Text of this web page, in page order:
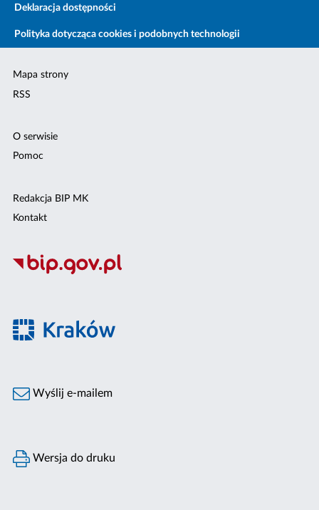
Deklaracja dostępności
Polityka dotycząca cookies i podobnych technologii
Mapa strony
RSS
O serwisie
Pomoc
Redakcja BIP MK
Kontakt
Wyślij e-mailem
Wersja do druku